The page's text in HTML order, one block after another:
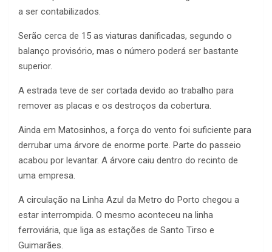
a ser contabilizados.
Serão cerca de 15 as viaturas danificadas, segundo o
balanço provisório, mas o número poderá ser bastante
superior.
A estrada teve de ser cortada devido ao trabalho para
remover as placas e os destroços da cobertura.
Ainda em Matosinhos, a força do vento foi suficiente para
derrubar uma árvore de enorme porte. Parte do passeio
acabou por levantar. A árvore caiu dentro do recinto de
uma empresa.
A circulação na Linha Azul da Metro do Porto chegou a
estar interrompida. O mesmo aconteceu na linha
ferroviária, que liga as estações de Santo Tirso e
Guimarães.